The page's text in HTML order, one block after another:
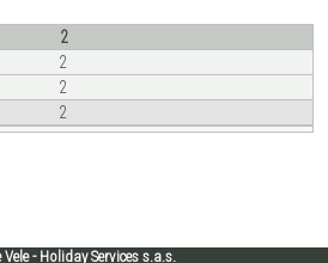
Vele - Holiday Services s.a.s.
2
2
2
2